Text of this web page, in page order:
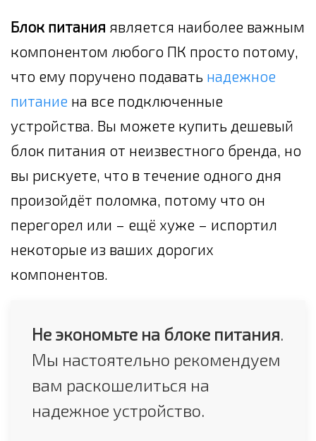
Блок питания является наиболее важным
компонентом любого ПК просто потому,
что ему поручено подавать надежное
питание на все подключенные
устройства. Вы можете купить дешевый
блок питания от неизвестного бренда, но
вы рискуете, что в течение одного дня
произойдёт поломка, потому что он
перегорел или – ещё хуже – испортил
некоторые из ваших дорогих
компонентов.
Не экономьте на блоке питания.
Мы настоятельно рекомендуем
вам раскошелиться на
надежное устройство.